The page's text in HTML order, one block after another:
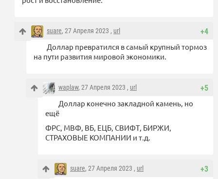
+4
suare, 27 Апреля 2023 , url
Доллар превратился в самый крупный тормоз
на пути развития мировой экономики.
+5
waplaw, 27 Апреля 2023 , url
Доллар конечно закладной камень, но
ещё
ФРС, МВФ, ВБ, ЕЦБ, СВИФТ, БИРЖИ,
СТРАХОВЫЕ КОМПАНИИ и т.д.
+3
suare, 27 Апреля 2023 , url